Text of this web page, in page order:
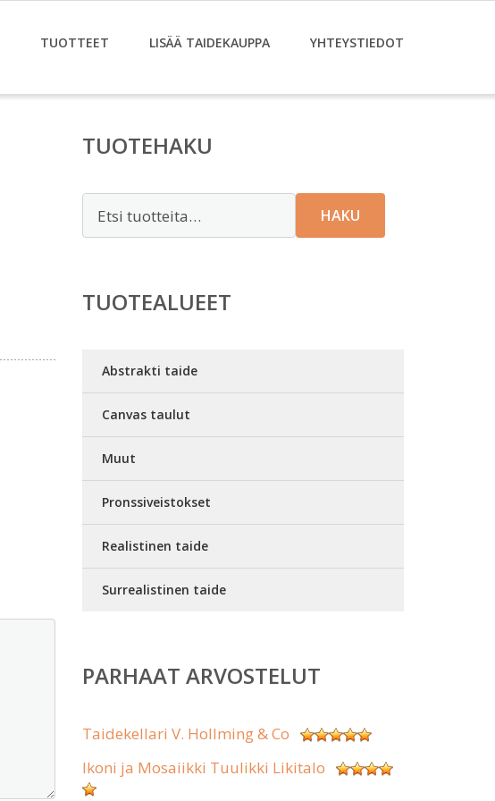
TUOTTEET LISÄÄ TAIDEKAUPPA YHTEYSTIEDOT
TUOTEHAKU
HAKU
TUOTEALUEET
Abstrakti taide
Canvas taulut
Muut
Pronssiveistokset
Realistinen taide
Surrealistinen taide
PARHAAT ARVOSTELUT
Taidekellari V. Hollming & Co
Ikoni ja Mosaiikki Tuulikki Likitalo